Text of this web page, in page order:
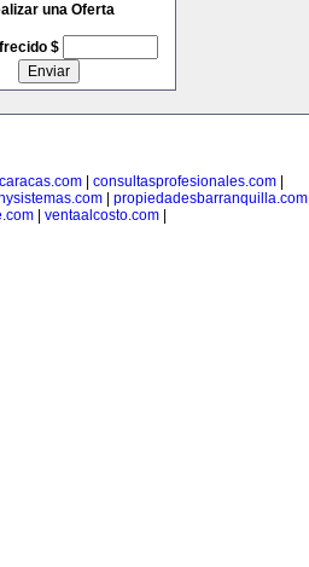
una Oferta
$
consultasprofesionales.com
propiedadesbarranquilla.com
ventaalcosto.com